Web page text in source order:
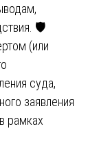
🛡️
(или
суда,
заявления
рамках